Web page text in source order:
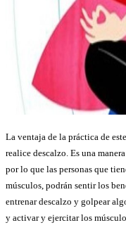
La ventaja de la práctica de
realice descalzo. Es una
por lo que las personas que
músculos, podrán sentir los
entrenar descalzo y golpear
y activar y ejercitar los